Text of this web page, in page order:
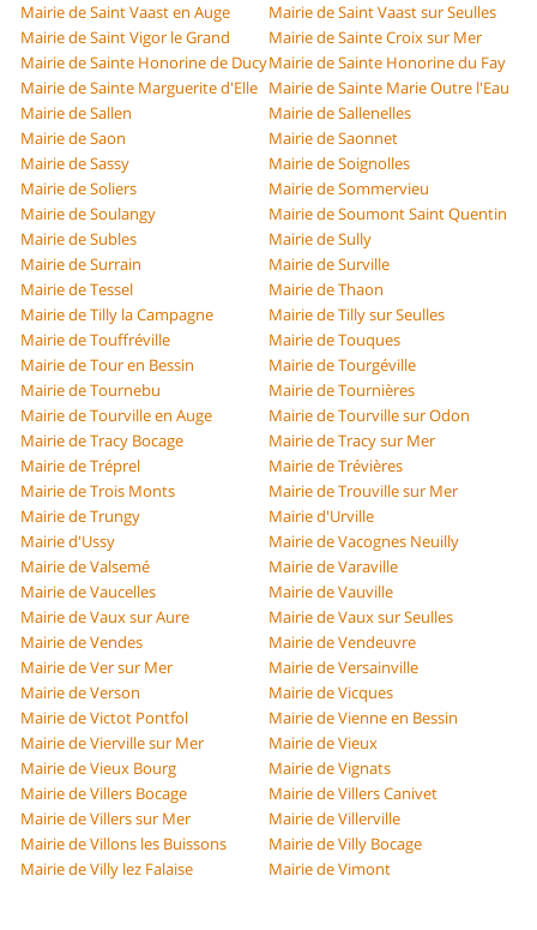
Mairie de Saint Vaast en Auge
Mairie de Saint Vaast sur Seulles
Mairie de Saint Vigor le Grand
Mairie de Sainte Croix sur Mer
Mairie de Sainte Honorine de DucyMairie de Sainte Honorine du Fay
Mairie de Sainte Marguerite d'Elle Mairie de Sainte Marie Outre l'Eau
Mairie de Sallen
Mairie de Sallenelles
Mairie de Saon
Mairie de Saonnet
Mairie de Sassy
Mairie de Soignolles
Mairie de Soliers
Mairie de Sommervieu
Mairie de Soulangy
Mairie de Soumont Saint Quentin
Mairie de Subles
Mairie de Sully
Mairie de Surrain
Mairie de Surville
Mairie de Tessel
Mairie de Thaon
Mairie de Tilly la Campagne
Mairie de Tilly sur Seulles
Mairie de Touffréville
Mairie de Touques
Mairie de Tour en Bessin
Mairie de Tourgéville
Mairie de Tournebu
Mairie de Tournières
Mairie de Tourville en Auge
Mairie de Tourville sur Odon
Mairie de Tracy Bocage
Mairie de Tracy sur Mer
Mairie de Tréprel
Mairie de Trévières
Mairie de Trois Monts
Mairie de Trouville sur Mer
Mairie de Trungy
Mairie d'Urville
Mairie d'Ussy
Mairie de Vacognes Neuilly
Mairie de Valsemé
Mairie de Varaville
Mairie de Vaucelles
Mairie de Vauville
Mairie de Vaux sur Aure
Mairie de Vaux sur Seulles
Mairie de Vendes
Mairie de Vendeuvre
Mairie de Ver sur Mer
Mairie de Versainville
Mairie de Verson
Mairie de Vicques
Mairie de Victot Pontfol
Mairie de Vienne en Bessin
Mairie de Vierville sur Mer
Mairie de Vieux
Mairie de Vieux Bourg
Mairie de Vignats
Mairie de Villers Bocage
Mairie de Villers Canivet
Mairie de Villers sur Mer
Mairie de Villerville
Mairie de Villons les Buissons
Mairie de Villy Bocage
Mairie de Villy lez Falaise
Mairie de Vimont